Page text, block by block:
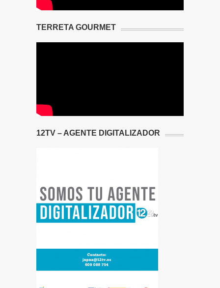
TERRETA GOURMET
12TV – AGENTE DIGITALIZADOR